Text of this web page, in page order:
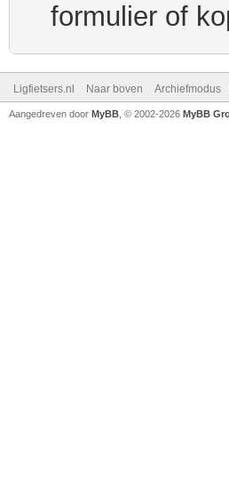
formulier of
Ligfietsers.nl Naar boven Archiefmodus
Aangedreven door MyBB , © 2002-2026 MyBB